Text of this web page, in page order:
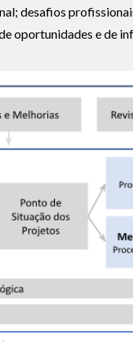
desafios
oportunidades e de